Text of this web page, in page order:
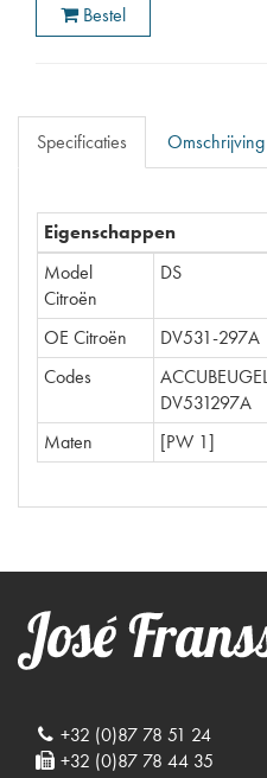
Bestel
Specificaties Omschrijving
Eigenschappen
Model
Citroën
DS
OE Citroën
DV531-297A
Codes
DV531297A
Maten
[PW 1]
+32 (0)87 78 51 24
+32 (0)87 78 44 35